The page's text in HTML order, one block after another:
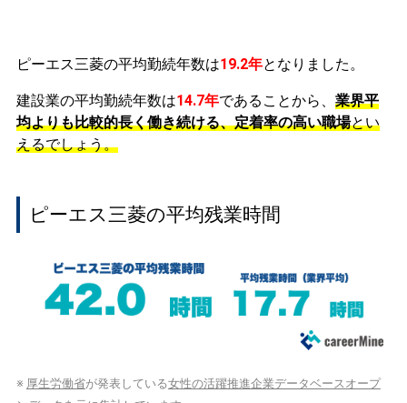
ピーエス三菱の平均勤続年数は19.2年となりました。
建設業の平均勤続年数は14.7年であることから、 業界平
均よりも比較的長く働き続ける、定着率の高い職場とい
えるでしょう。
ピーエス三菱の平均残業時間
※ 厚生労働省が発表している女性の活躍推進企業データベースオープ